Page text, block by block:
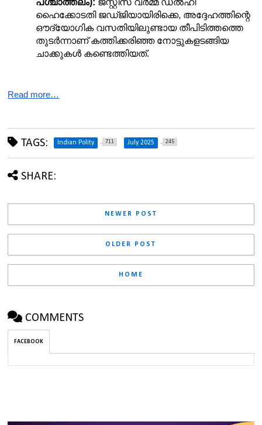
പശ്ചാത്തലം): ജസ്റ്റിസ് വർമ്മ ഡൽഹി
ഹൈക്കോടതി ജഡ്ജിയായിരിക്കെ, അദ്ദേഹത്തിന്റെ
ഔദ്യോഗിക വസതിയിലുണ്ടായ തീപിടിത്തത്തെ
തുടർന്നാണ് കത്തിക്കരിഞ്ഞ നോട്ടുകളടങ്ങിയ
ചാക്കുകൾ കണ്ടെത്തിയത്.
Read more…
TAGS: Indian Polity 711 July 2025 245
SHARE:
NEWER POST
OLDER POST
HOME
COMMENTS
FACEBOOK